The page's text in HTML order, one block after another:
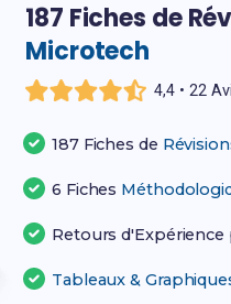
187 Fiches de
Microtech
4,4 • 22
187 Fiches de
6 Fiches
Retours
Tableaux &